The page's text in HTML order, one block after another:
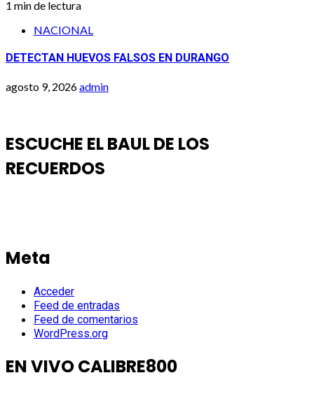
1 min de lectura
NACIONAL
DETECTAN HUEVOS FALSOS EN DURANGO
agosto 9, 2026admin
ESCUCHE EL BAUL DE LOS
RECUERDOS
Meta
Acceder
Feed de entradas
Feed de comentarios
WordPress.org
EN VIVO CALIBRE800